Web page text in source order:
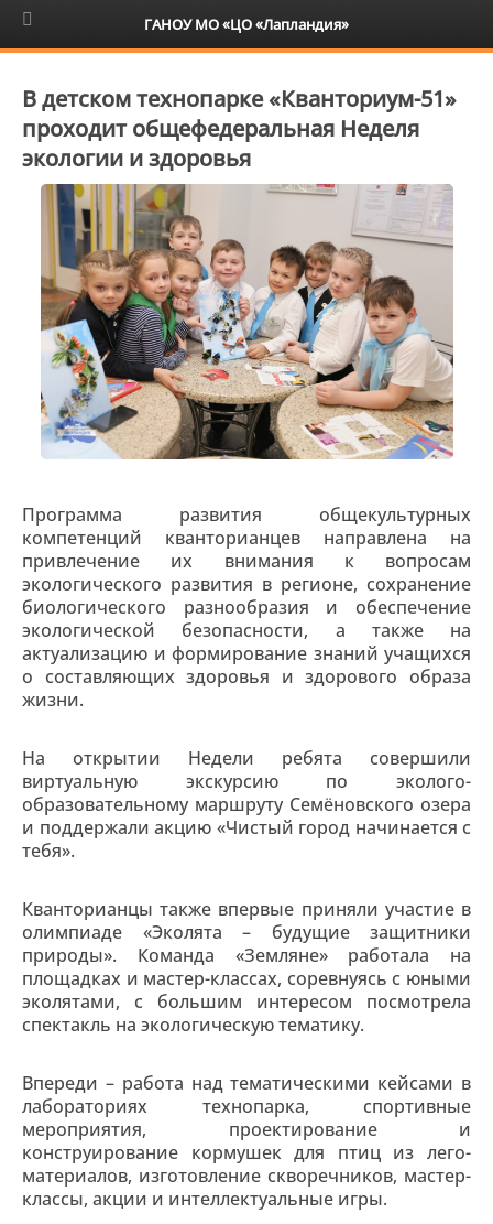
6+
В детском технопарке «Кванториум-51»
проходит общефедеральная Неделя
экологии и здоровья
Программа развития общекультурных
компетенций кванторианцев направлена на
привлечение их внимания к вопросам
экологического развития в регионе, сохранение
биологического разнообразия и обеспечение
экологической безопасности, а также на
актуализацию и формирование знаний учащихся
о составляющих здоровья и здорового образа
жизни.
На открытии Недели ребята совершили
виртуальную экскурсию по эколого-
образовательному маршруту Семёновского озера
и поддержали акцию «Чистый город начинается с
тебя».
Кванторианцы также впервые приняли участие в
олимпиаде «Эколята – будущие защитники
природы». Команда «Земляне» работала на
площадках и мастер-классах, соревнуясь с юными
эколятами, с большим интересом посмотрела
спектакль на экологическую тематику.
Впереди – работа над тематическими кейсами в
лабораториях технопарка, спортивные
мероприятия, проектирование и
конструирование кормушек для птиц из лего-
материалов, изготовление скворечников, мастер-
классы, акции и интеллектуальные игры.
ГАНОУ МО «ЦО «Лапландия»